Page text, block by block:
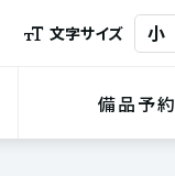
文字サイズ 小
備品予約